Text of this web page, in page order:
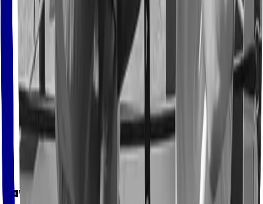
Savate Boxe Française